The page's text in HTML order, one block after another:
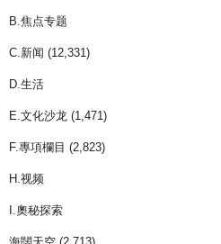
B.焦点专题
C.新闻 (12,331)
D.生活
E.文化沙龙 (1,471)
F.專項欄目 (2,823)
H.视频
I.奧秘探索